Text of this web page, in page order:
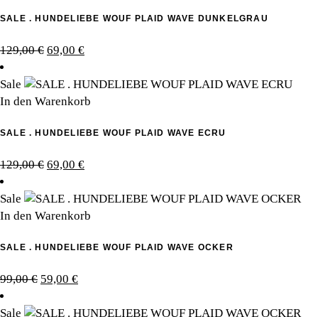
SALE . HUNDELIEBE WOUF PLAID WAVE DUNKELGRAU
129,00€ Ursprünglicher
war:
129,00 €
69,00 €Aktueller
ist:
69,00 €.
Sale
In den Warenkorb
SALE . HUNDELIEBE WOUF PLAID WAVE ECRU
129,00€ Ursprünglicher
war:
129,00 €
69,00 €Aktueller
ist:
69,00 €.
Sale
In den Warenkorb
SALE . HUNDELIEBE WOUF PLAID WAVE OCKER
99,00€ Ursprünglicher
war:
59,00 €Aktueller
ist:
Sale